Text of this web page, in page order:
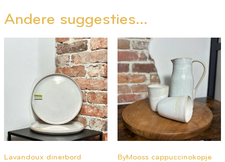
Andere suggesties…
Lavandoux dinerbord
ByMooss cappuccinokopje